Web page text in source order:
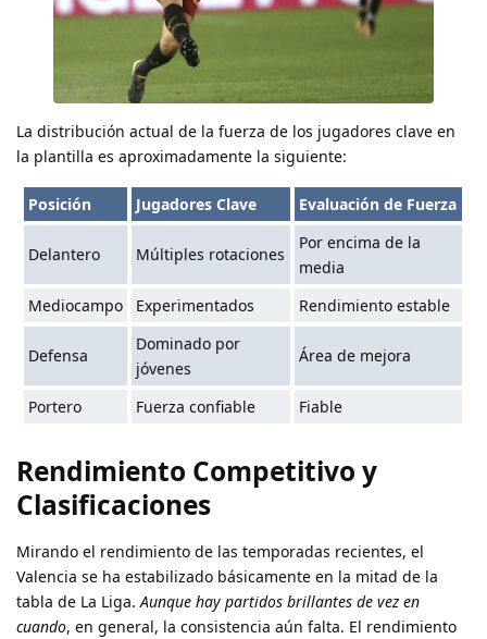
La distribución actual de la fuerza de los jugadores clave en
la plantilla es aproximadamente la siguiente:
Posición Jugadores Clave Evaluación de Fuerza
Delantero Múltiples rotaciones
Por encima de la
media
Mediocampo
Experimentados Rendimiento estable
Defensa
Dominado por
jóvenes
Área de mejora
Portero Fuerza confiable Fiable
Rendimiento Competitivo y
Clasificaciones
Mirando el rendimiento de las temporadas recientes, el
Valencia se ha estabilizado básicamente en la mitad de la
tabla de La Liga.Aunque hay partidos brillantes de vez en
cuando, en general, la consistencia aún falta. El rendimiento